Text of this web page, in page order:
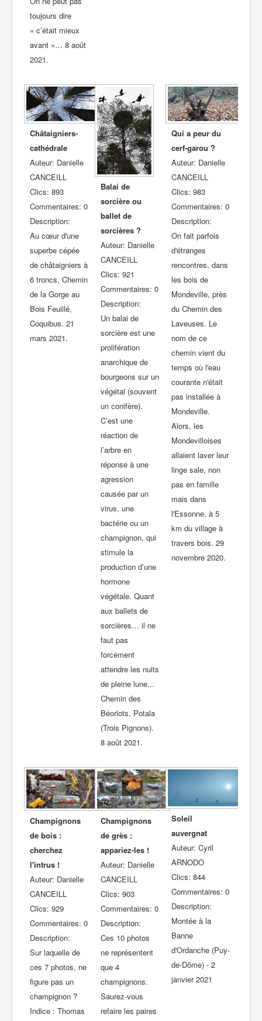
toujours dire
« c’était mieux
avant »… 8 août
2021.
Châtaigniers-
cathédrale
Auteur: Danielle
CANCEILL
Clics: 893
Commentaires: 0
Description:
Au cœur d'une
superbe cépée
de châtaigniers à
6 troncs, Chemin
de la Gorge au
Bois Feuillé,
Coquibus. 21
mars 2021.
Balai de
sorcière ou
ballet de
sorcières ?
Auteur: Danielle
CANCEILL
Clics: 921
Commentaires: 0
Description:
Un balai de
sorcière est une
prolifération
anarchique de
bourgeons sur un
végétal (souvent
un conifère).
C’est une
réaction de
l’arbre en
réponse à une
agression
causée par un
virus, une
bactérie ou un
champignon, qui
stimule la
production d’une
hormone
végétale. Quant
aux ballets de
sorcières… il ne
faut pas
forcément
attendre les nuits
de pleine lune...
Chemin des
Béorlots, Potala
(Trois Pignons).
8 août 2021.
Qui a peur du
cerf-garou ?
Auteur: Danielle
CANCEILL
Clics: 983
Commentaires: 0
Description:
On fait parfois
d'étranges
rencontres, dans
les bois de
Mondeville, près
du Chemin des
Laveuses. Le
nom de ce
chemin vient du
temps où l'eau
courante n'était
pas installée à
Mondeville.
Alors, les
Mondevilloises
allaient laver leur
linge sale, non
pas en famille
mais dans
l'Essonne, à 5
km du village à
travers bois. 29
novembre 2020.
Champignons
de bois :
cherchez
l'intrus !
Auteur: Danielle
CANCEILL
Clics: 929
Commentaires: 0
Description:
Sur laquelle de
ces 7 photos, ne
figure pas un
champignon ?
Indice : Thomas
Champignons
de grès :
appariez-les !
Auteur: Danielle
CANCEILL
Clics: 903
Commentaires: 0
Description:
Ces 10 photos
ne représentent
que 4
champignons.
Saurez-vous
refaire les paires
Soleil
auvergnat
Auteur: Cyril
ARNODO
Clics: 844
Commentaires: 0
Description:
Montée à la
Banne
d'Ordanche (Puy-
de-Dôme) - 2
janvier 2021